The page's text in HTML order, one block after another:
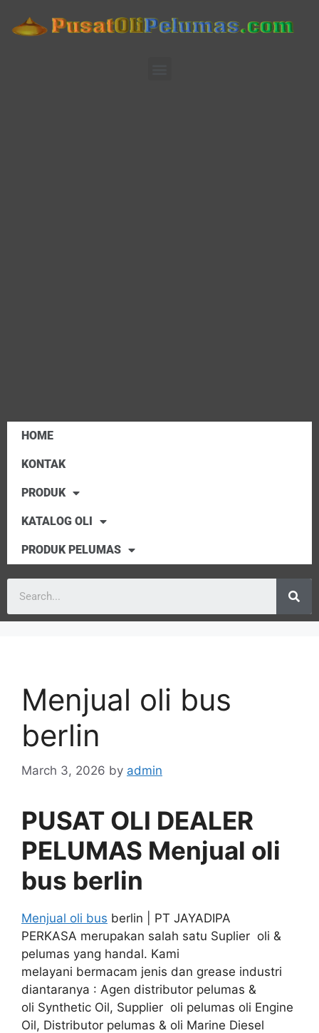
HOME
KONTAK
PRODUK
KATALOG OLI
PRODUK PELUMAS
Menjual oli bus
berlin
March 3, 2026 by admin
PUSAT OLI DEALER
PELUMAS Menjual oli
bus berlin
Menjual oli bus berlin | PT JAYADIPA
PERKASA merupakan salah satu Suplier oli &
pelumas yang handal. Kami
melayani bermacam jenis dan grease industri
diantaranya : Agen distributor pelumas &
oli Synthetic Oil, Supplier oli pelumas oli Engine
Oil, Distributor pelumas & oli Marine Diesel